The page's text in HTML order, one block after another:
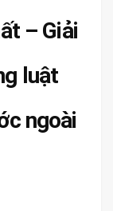
– Giải
luật
ngoài